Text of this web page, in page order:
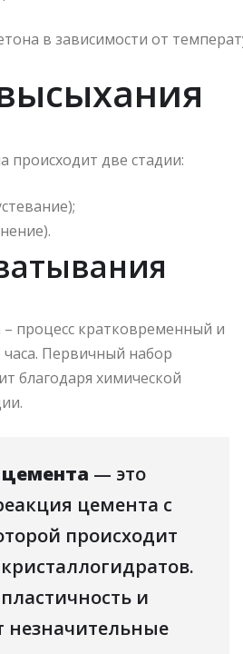
в зависимости от
происходит две стадии:
процесс кратковременный и
Первичный набор
благодаря химической
— это
цемента с
происходит
и
незначительные